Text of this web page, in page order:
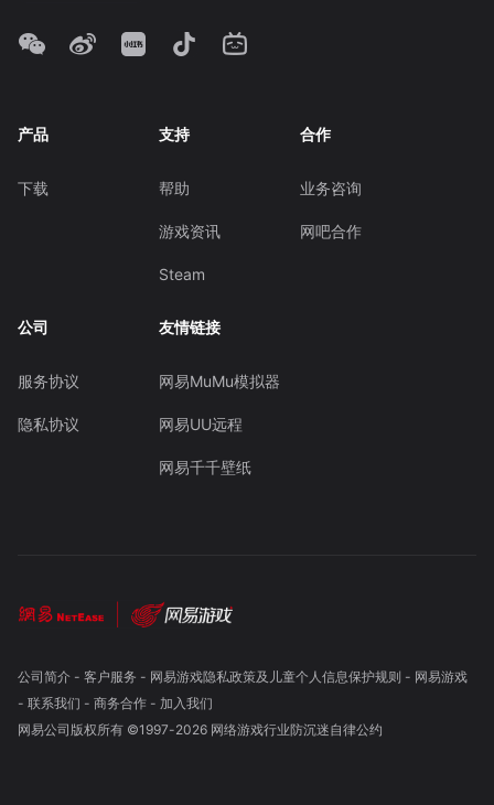
产品
下载
支持
帮助
游戏资讯
Steam
合作
业务咨询
网吧合作
公司
服务协议
隐私协议
友情链接
网易MuMu模拟器
网易UU远程
网易千千壁纸
公司简介- 客户服务 - 网易游戏隐私政策及儿童个人信息保护规则 - 网易游戏
- 联系我们 - 商务合作- 加入我们
网易公司版权所有 ©1997-2026 网络游戏行业防沉迷自律公约